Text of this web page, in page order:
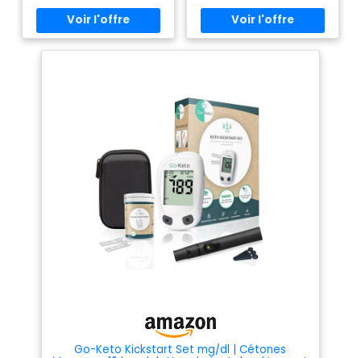
un glucomètre, ce produit ne
correspond pas à vos besoins.
Veuillez vérifier avant l'achat.
KIT TOUT-EN-UN: le lecteur
secondes seulement ; vous
pouvez voir les résultats
s'afficher sur le grand écran
numérique. INDOLORE: vous ne
sentirez presque rien car ce kit
est indolore ; vous n'avez
besoin que d'un échantillon de
sang de 0,5 mmol/L prélevé
au bout de votre doigt. FACILE
Go-Keto Kickstart Set mg/dl | Cétones